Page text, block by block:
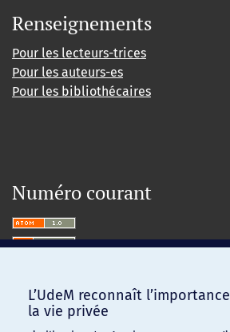
Renseignements
Pour les lecteurs-trices
Pour les auteurs-es
Pour les bibliothécaires
Numéro courant
L’UdeM reconnaît
la vie privée